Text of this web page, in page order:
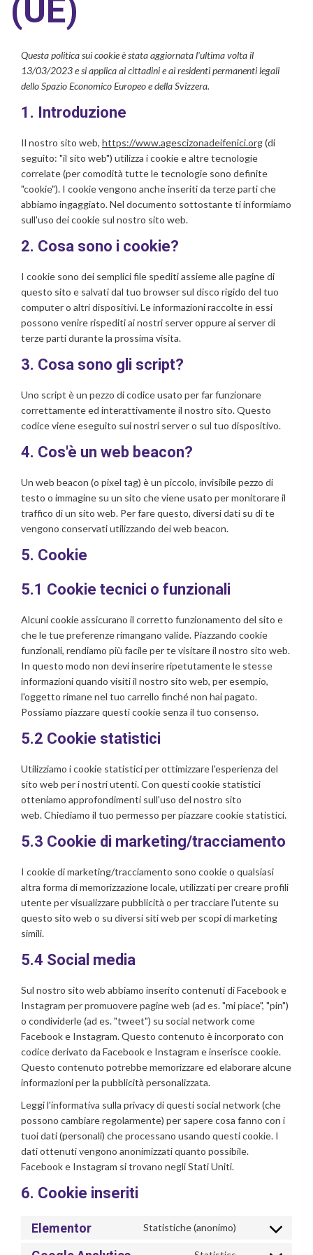
(UE)
Questa politica sui cookie è stata aggiornata l'ultima volta il
13/03/2023 e si applica ai cittadini e ai residenti permanenti legali
dello Spazio Economico Europeo e della Svizzera.
1. Introduzione
Il nostro sito web, https://www.agescizonadeifenici.org(di
seguito: "il sito web") utilizza i cookie e altre tecnologie
correlate (per comodità tutte le tecnologie sono definite
"cookie"). I cookie vengono anche inseriti da terze parti che
abbiamo ingaggiato. Nel documento sottostante ti informiamo
sull'uso dei cookie sul nostro sito web.
2. Cosa sono i cookie?
I cookie sono dei semplici file spediti assieme alle pagine di
questo sito e salvati dal tuo browser sul disco rigido del tuo
computer o altri dispositivi. Le informazioni raccolte in essi
possono venire rispediti ai nostri server oppure ai server di
terze parti durante la prossima visita.
3. Cosa sono gli script?
Uno script è un pezzo di codice usato per far funzionare
correttamente ed interattivamente il nostro sito. Questo
codice viene eseguito sui nostri server o sul tuo dispositivo.
4. Cos'è un web beacon?
Un web beacon (o pixel tag) è un piccolo, invisibile pezzo di
testo o immagine su un sito che viene usato per monitorare il
traffico di un sito web. Per fare questo, diversi dati su di te
vengono conservati utilizzando dei web beacon.
5. Cookie
5.1 Cookie tecnici o funzionali
Alcuni cookie assicurano il corretto funzionamento del sito e
che le tue preferenze rimangano valide. Piazzando cookie
funzionali, rendiamo più facile per te visitare il nostro sito web.
In questo modo non devi inserire ripetutamente le stesse
informazioni quando visiti il nostro sito web, per esempio,
l'oggetto rimane nel tuo carrello finché non hai pagato.
Possiamo piazzare questi cookie senza il tuo consenso.
5.2 Cookie statistici
Utilizziamo i cookie statistici per ottimizzare l'esperienza del
sito web per i nostri utenti. Con questi cookie statistici
otteniamo approfondimenti sull'uso del nostro sito
web. Chiediamo il tuo permesso per piazzare cookie statistici.
5.3 Cookie di marketing/tracciamento
I cookie di marketing/tracciamento sono cookie o qualsiasi
altra forma di memorizzazione locale, utilizzati per creare profili
utente per visualizzare pubblicità o per tracciare l'utente su
questo sito web o su diversi siti web per scopi di marketing
simili.
5.4 Social media
Sul nostro sito web abbiamo inserito contenuti di Facebook e
Instagram per promuovere pagine web (ad es. "mi piace", "pin")
o condividerle (ad es. "tweet") su social network come
Facebook e Instagram. Questo contenuto è incorporato con
codice derivato da Facebook e Instagram e inserisce cookie.
Questo contenuto potrebbe memorizzare ed elaborare alcune
informazioni per la pubblicità personalizzata.
Leggi l'informativa sulla privacy di questi social network (che
possono cambiare regolarmente) per sapere cosa fanno con i
tuoi dati (personali) che processano usando questi cookie. I
dati ottenuti vengono anonimizzati quanto possibile.
Facebook e Instagram si trovano negli Stati Uniti.
6. Cookie inseriti
Elementor Statistiche (anonimo)
Consent